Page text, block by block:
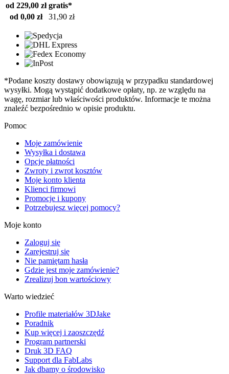
od 229,00 zł gratis*
od 0,00 zł
31,90 zł
*Podane koszty dostawy obowiązują w przypadku standardowej
wysyłki. Mogą wystąpić dodatkowe opłaty, np. ze względu na
wagę, rozmiar lub właściwości produktów. Informacje te można
znaleźć bezpośrednio w opisie produktu.
Pomoc
Moje zamówienie
Wysyłka i dostawa
Opcje płatności
Zwroty i zwrot kosztów
Moje konto klienta
Klienci firmowi
Promocje i kupony
Potrzebujesz więcej pomocy?
Moje konto
Zaloguj się
Zarejestruj się
Nie pamiętam hasła
Gdzie jest moje zamówienie?
Zrealizuj bon wartościowy
Warto wiedzieć
Profile materiałów 3DJake
Poradnik
Kup więcej i zaoszczędź
Program partnerski
Druk 3D FAQ
Support dla FabLabs
Jak dbamy o środowisko